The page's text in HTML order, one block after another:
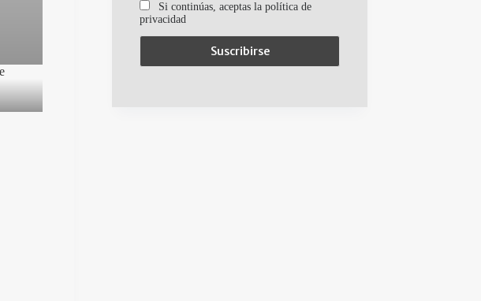
Si continúas, aceptas la política de
privacidad